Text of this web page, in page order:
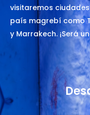
visitaremos
país magrebí como
y Marrakech. ¡Será